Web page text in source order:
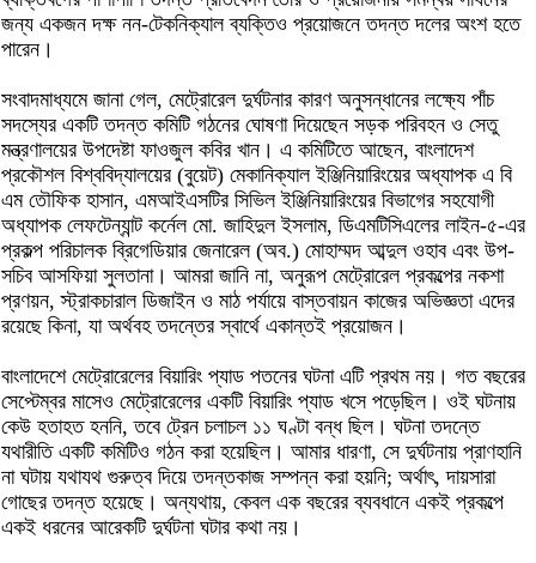
জন্য একজন দক্ষ নন-টেকনিক্যাল ব্যক্তিও প্রয়োজনে তদন্ত দলের অংশ হতে
পারেন।
সংবাদমাধ্যমে জানা গেল, মেট্রোরেল দুর্ঘটনার কারণ অনুসন্ধানের লক্ষ্যে পাঁচ
সদস্যের একটি তদন্ত কমিটি গঠনের ঘোষণা দিয়েছেন সড়ক পরিবহন ও সেতু
মন্ত্রণালয়ের উপদেষ্টা ফাওজুল কবির খান। এ কমিটিতে আছেন, বাংলাদেশ
প্রকৌশল বিশ্ববিদ্যালয়ের (বুয়েট) মেকানিক্যাল ইঞ্জিনিয়ারিংয়ের অধ্যাপক এ বি
এম তৌফিক হাসান, এমআইএসটির সিভিল ইঞ্জিনিয়ারিংয়ের বিভাগের সহযোগী
অধ্যাপক লেফটেন্যান্ট কর্নেল মো. জাহিদুল ইসলাম, ডিএমটিসিএলের লাইন-৫-এর
প্রকল্প পরিচালক ব্রিগেডিয়ার জেনারেল (অব.) মোহাম্মদ আব্দুল ওহাব এবং উপ-
সচিব আসফিয়া সুলতানা। আমরা জানি না, অনুরূপ মেট্রোরেল প্রকল্পের নকশা
প্রণয়ন, স্ট্রাকচারাল ডিজাইন ও মাঠ পর্যায়ে বাস্তবায়ন কাজের অভিজ্ঞতা এদের
রয়েছে কিনা, যা অর্থবহ তদন্তের স্বার্থে একান্তই প্রয়োজন।
বাংলাদেশে মেট্রোরেলের বিয়ারিং প্যাড পতনের ঘটনা এটি প্রথম নয়। গত বছরের
সেপ্টেম্বর মাসেও মেট্রোরেলের একটি বিয়ারিং প্যাড খসে পড়েছিল। ওই ঘটনায়
কেউ হতাহত হননি, তবে ট্রেন চলাচল ১১ ঘণ্টা বন্ধ ছিল। ঘটনা তদন্তে
যথারীতি একটি কমিটিও গঠন করা হয়েছিল। আমার ধারণা, সে দুর্ঘটনায় প্রাণহানি
না ঘটায় যথাযথ গুরুত্ব দিয়ে তদন্তকাজ সম্পন্ন করা হয়নি; অর্থাৎ, দায়সারা
গোছের তদন্ত হয়েছে। অন্যথায়, কেবল এক বছরের ব্যবধানে একই প্রকল্পে
একই ধরনের আরেকটি দুর্ঘটনা ঘটার কথা নয়।